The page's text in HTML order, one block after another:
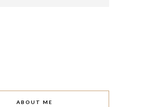
ABOUT ME